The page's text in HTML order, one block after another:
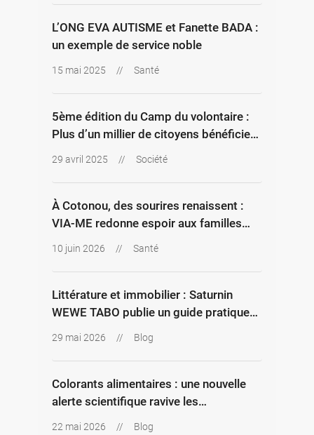
L’ONG EVA AUTISME et Fanette BADA :
un exemple de service noble
15 mai 2025 // Santé
5ème édition du Camp du volontaire :
Plus d’un millier de citoyens bénéficient
gratuitement des activités médicales et
29 avril 2025 // Société
À Cotonou, des sourires renaissent :
VIA-ME redonne espoir aux familles
d’enfants nés avec une fente labio-
palatine
10 juin 2026 // Santé
Littérature et immobilier : Saturnin
WEWE TABO publie un guide pratique
pour sécuriser les investissements au
29 mai 2026 // Blog
Colorants alimentaires : une nouvelle
alerte scientifique ravive les
inquiétudes sur les additifs
22 mai 2026 // Blog